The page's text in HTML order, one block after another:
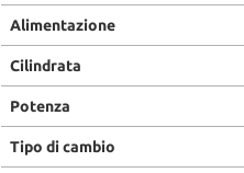
Alimentazione
Cilindrata
Potenza
Tipo di cambio